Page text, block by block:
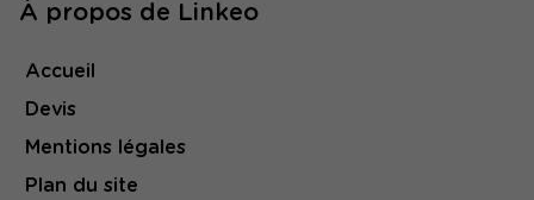
À propos de Linkeo
Accueil
Devis
Mentions légales
Plan du site